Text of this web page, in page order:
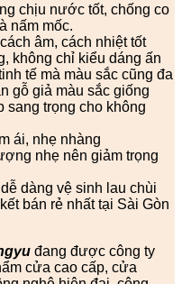
chịu nước tốt, chống co
nấm mốc.
âm, cách nhiệt tốt
không chỉ kiểu dáng ấn
tế mà màu sắc cũng đa
gỗ giả màu sắc giống
sang trọng cho không
ái, nhẹ nhàng
nhẹ nên giảm trọng
dàng vệ sinh lau chùi
bán rẻ nhất tại Sài Gòn
đang được công ty
cửa cao cấp, cửa